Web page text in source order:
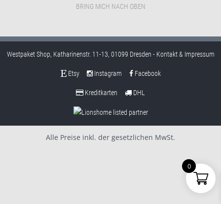
BRING MICH NACH OBEN
Westpaket Shop, Katharinenstr. 11-13, 01099 Dresden - Kontakt & Impressum
Etsy Instagram Facebook
Kreditkarten DHL
Alle Preise inkl. der gesetzlichen MwSt.
0